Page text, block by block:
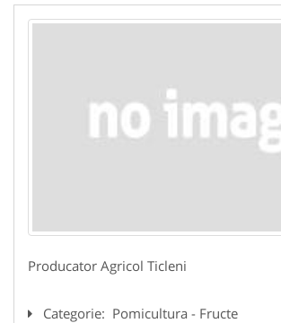
Producator Agricol Ticleni
Categorie: Pomicultura - Fructe